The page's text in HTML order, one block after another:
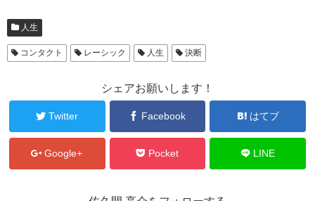
人生
コンタクト レーシック 人生 決断
シェアお願いします！
Twitter Facebook はてブ
Google+ Pocket LINE